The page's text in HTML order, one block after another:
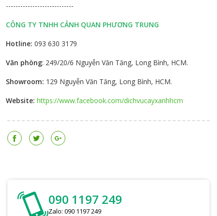
----------------------------
CÔNG TY TNHH CẢNH QUAN PHƯƠNG TRUNG
Hotline: 093 630 3179
Văn phòng: 249/20/6 Nguyễn Văn Tăng, Long Bình, HCM.
Showroom: 129 Nguyễn Văn Tăng, Long Bình, HCM.
Website: https://www.facebook.com/dichvucayxanhhcm
090 1197 249
Zalo: 090 1197 249